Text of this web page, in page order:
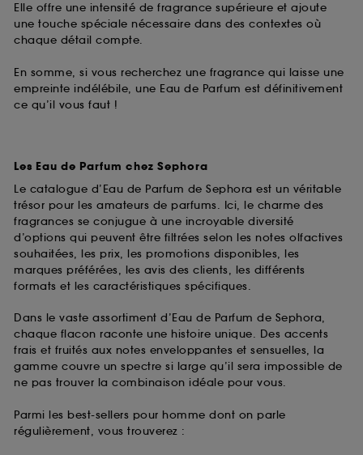
Elle offre une intensité de fragrance supérieure et ajoute
une touche spéciale nécessaire dans des contextes où
chaque détail compte.
En somme, si vous recherchez une fragrance qui laisse une
empreinte indélébile, une Eau de Parfum est définitivement
ce qu’il vous faut !
Les Eau de Parfum chez Sephora
Le catalogue d’Eau de Parfum de Sephora est un véritable
trésor pour les amateurs de parfums. Ici, le charme des
fragrances se conjugue à une incroyable diversité
d’options qui peuvent être filtrées selon les notes olfactives
souhaitées, les prix, les promotions disponibles, les
marques préférées, les avis des clients, les différents
formats et les caractéristiques spécifiques.
Dans le vaste assortiment d’Eau de Parfum de Sephora,
chaque flacon raconte une histoire unique. Des accents
frais et fruités aux notes enveloppantes et sensuelles, la
gamme couvre un spectre si large qu’il sera impossible de
ne pas trouver la combinaison idéale pour vous.
Parmi les best-sellers pour homme dont on parle
régulièrement, vous trouverez :